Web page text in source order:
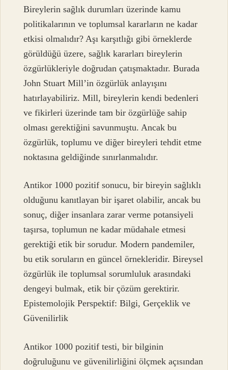
Bireylerin sağlık durumları üzerinde kamu
politikalarının ve toplumsal kararların ne kadar
etkisi olmalıdır? Aşı karşıtlığı gibi örneklerde
görüldüğü üzere, sağlık kararları bireylerin
özgürlükleriyle doğrudan çatışmaktadır. Burada
John Stuart Mill’in özgürlük anlayışını
hatırlayabiliriz. Mill, bireylerin kendi bedenleri
ve fikirleri üzerinde tam bir özgürlüğe sahip
olması gerektiğini savunmuştu. Ancak bu
özgürlük, toplumu ve diğer bireyleri tehdit etme
noktasına geldiğinde sınırlanmalıdır.
Antikor 1000 pozitif sonucu, bir bireyin sağlıklı
olduğunu kanıtlayan bir işaret olabilir, ancak bu
sonuç, diğer insanlara zarar verme potansiyeli
taşırsa, toplumun ne kadar müdahale etmesi
gerektiği etik bir sorudur. Modern pandemiler,
bu etik soruların en güncel örnekleridir. Bireysel
özgürlük ile toplumsal sorumluluk arasındaki
dengeyi bulmak, etik bir çözüm gerektirir.
Epistemolojik Perspektif: Bilgi, Gerçeklik ve
Güvenilirlik
Antikor 1000 pozitif testi, bir bilginin
doğruluğunu ve güvenilirliğini ölçmek açısından